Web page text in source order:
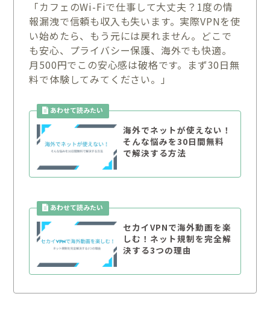
「カフェのWi-Fiで仕事して大丈夫？1度の情
報漏洩で信頼も収入も失います。実際VPNを使
い始めたら、もう元には戻れません。どこで
も安心、プライバシー保護、海外でも快適。
月500円でこの安心感は破格です。まず30日無
料で体験してみてください。」
海外でネットが使えない！
そんな悩みを30日間無料
で解決する方法
セカイVPNで海外動画を楽
しむ！ネット規制を完全解
決する3つの理由